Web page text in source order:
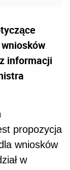
informacji
propozycja
wniosków
w